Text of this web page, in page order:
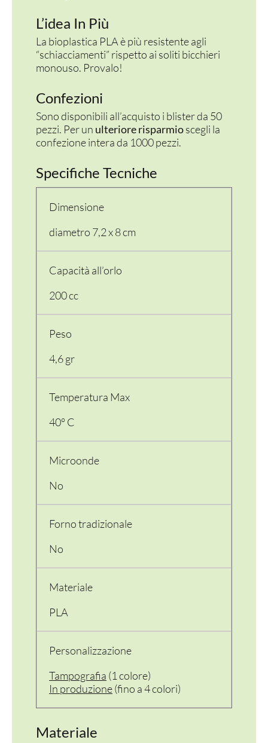
L’idea In Più
La bioplastica PLA è più resistente agli
“schiacciamenti” rispetto ai soliti bicchieri
monouso. Provalo!
Confezioni
Sono disponibili all’acquisto i blister da 50
pezzi. Per un ulteriore risparmioscegli la
confezione intera da 1000 pezzi.
Specifiche Tecniche
Dimensione
diametro 7,2 x 8 cm
Capacità all’orlo
200 cc
Peso
4,6 gr
Temperatura Max
40° C
Microonde
No
Forno tradizionale
No
Materiale
PLA
Personalizzazione
Tampografia (1 colore)
In produzione(fino a 4 colori)
Materiale